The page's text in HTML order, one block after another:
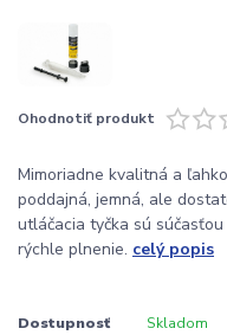
Ohodnotiť produkt
Mimoriadne kvalitná a
poddajná, jemná, ale
utláčacia tyčka sú
rýchle plnenie. celý popis
Dostupnosť Skladom